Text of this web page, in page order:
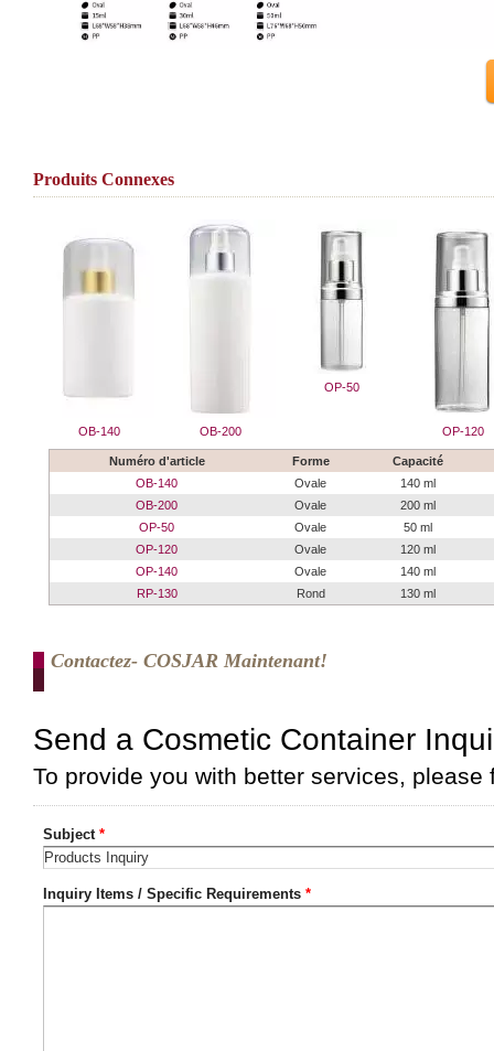
Produits Connexes
OB-140 OB-200
OP-50
OP-120
Numéro d'article Forme
Capacité
OB-140
Ovale
140 ml
OB-200
Ovale
200 ml
OP-50
Ovale
50 ml
OP-120
Ovale
120 ml
OP-140
Ovale
140 ml
RP-130
Rond 130 ml
Contactez- COSJAR Maintenant!